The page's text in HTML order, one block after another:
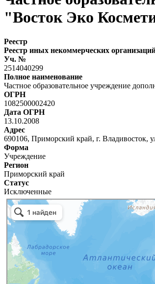
"Восток Эко
Реестр
Реестр иных некоммерческих
Уч. №
2514040299
Полное наименование
Частное образовательное учреждение
ОГРН
1082500002420
Дата ОГРН
13.10.2008
Адрес
690106, Приморский край, г. Владивосток,
Форма
Учреждение
Регион
Приморский край
Статус
Исключенные